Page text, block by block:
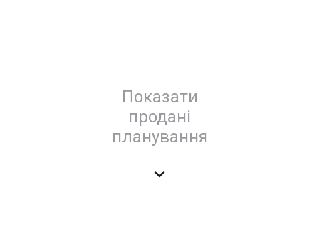
Показати
продані
планування
